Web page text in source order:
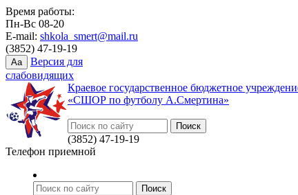
Время работы:
Пн-Вс 08-20
E-mail: shkola_smert@mail.ru
(3852) 47-19-19
Aa
Версия для
слабовидящих
Краевое государственное бюджетное
«СШОР по футболу А.Смертина»
(3852) 47-19-19
Телефон приемной